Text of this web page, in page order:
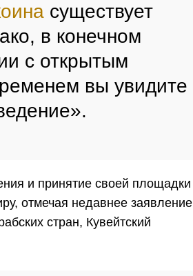
существует
в конечном
с открытым
вы увидите
и принятие своей площадки
отмечая недавнее заявление
стран, Кувейтский